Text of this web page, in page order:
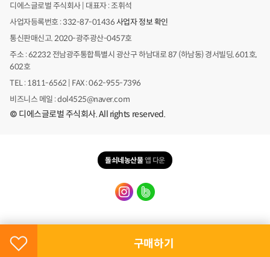
디에스글로벌 주식회사 | 대표자 : 조휘석
사업자등록번호 : 332-87-01436사업자 정보 확인
통신판매신고. 2020-광주광산-0457호
주소 : 62232 전남광주통합특별시 광산구 하남대로 87 (하남동) 경서빌딩, 601호,
602호
TEL : 1811-6562 | FAX : 062-955-7396
비즈니스 메일 : dol4525@naver.com
© 디에스글로벌 주식회사. All rights reserved.
돌쇠네농산물앱 다운
구매하기